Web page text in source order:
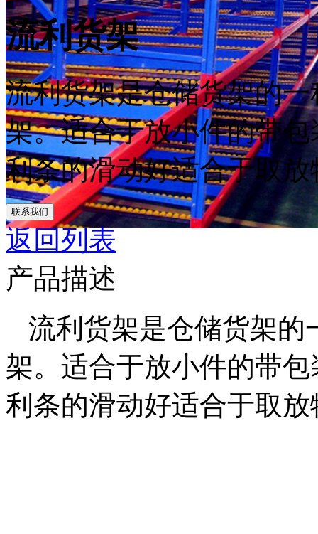
流利货架
流利货架是仓储货架的
架。适合于放小件的带
利条的滑动好适合于取放
联系我们
返回列表
产品描述
流利货架是仓储货架的
架。适合于放小件的带
利条的滑动好适合于取放